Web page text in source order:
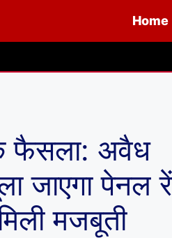
Home
फैसला: अवैध
जाएगा पेनल
मजबूती